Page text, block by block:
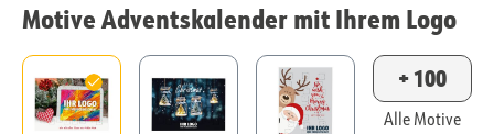
Motive Adventskalender mit Ihrem Logo
+ 100
Alle Motive